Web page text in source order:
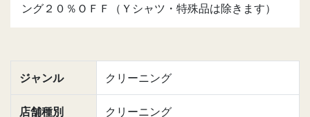
ング２０％ＯＦＦ（Ｙシャツ・特殊品は除きます）
ジャンル クリーニング
店舗種別 クリーニング